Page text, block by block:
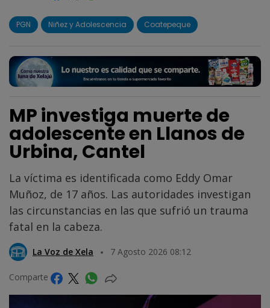
PGN Niñez y Adolescencia Coatepeque
MP investiga muerte de
adolescente en Llanos de
Urbina, Cantel
La víctima es identificada como Eddy Omar
Muñoz, de 17 años. Las autoridades investigan
las circunstancias en las que sufrió un trauma
fatal en la cabeza.
La Voz de Xela 7 Agosto 2026 08:12
Comparte